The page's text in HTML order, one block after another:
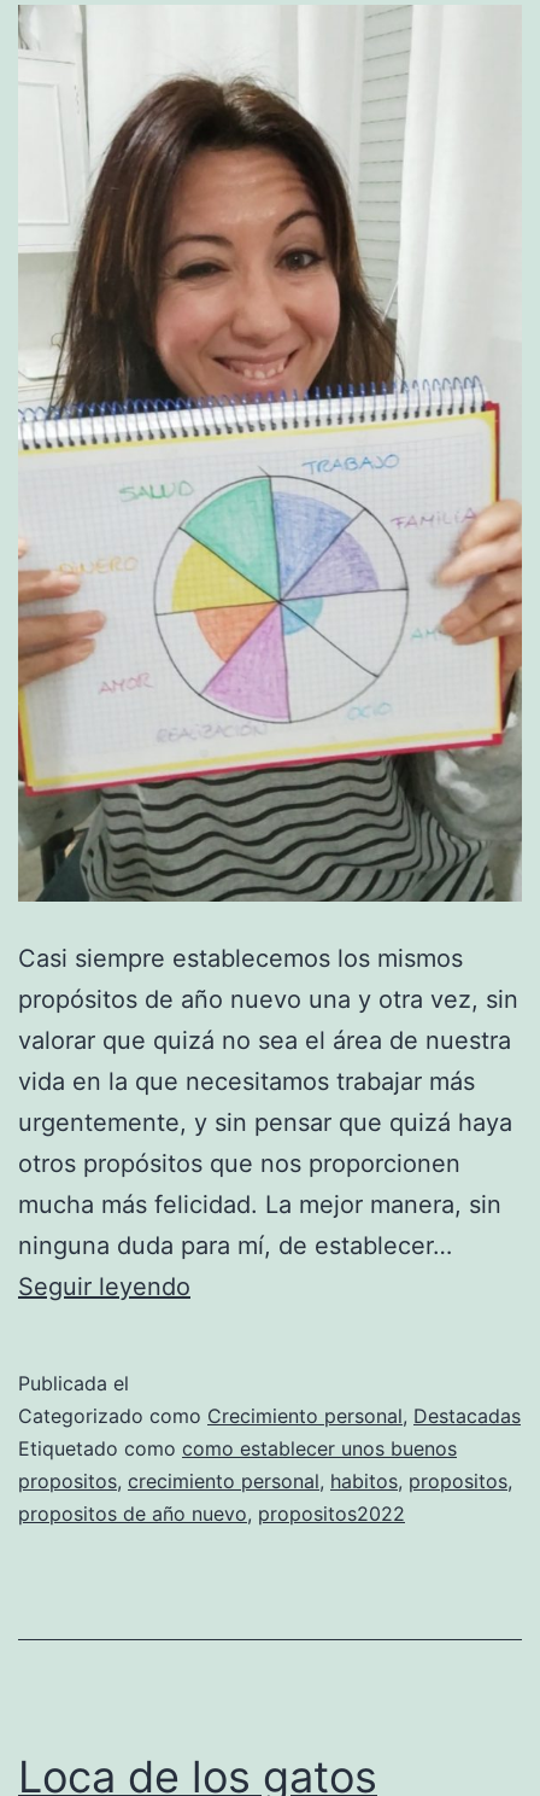
Casi siempre establecemos los mismos
propósitos de año nuevo una y otra vez, sin
valorar que quizá no sea el área de nuestra
vida en la que necesitamos trabajar más
urgentemente, y sin pensar que quizá haya
otros propósitos que nos proporcionen
mucha más felicidad. La mejor manera, sin
ninguna duda para mí, de establecer…
Seguir leyendo
propósitos
de
año
nuevo
felicidad
Publicada el
Categorizado como Crecimiento personal, Destacadas
Etiquetado como como establecer unos buenos
propositos, crecimiento personal, habitos, propositos,
propositos de año nuevo, propositos2022
Loca de los gatos